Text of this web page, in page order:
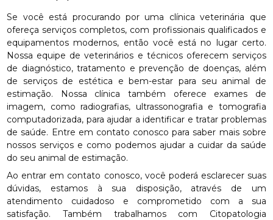
Se você está procurando por uma clínica veterinária que
ofereça serviços completos, com profissionais qualificados e
equipamentos modernos, então você está no lugar certo.
Nossa equipe de veterinários e técnicos oferecem serviços
de diagnóstico, tratamento e prevenção de doenças, além
de serviços de estética e bem-estar para seu animal de
estimação. Nossa clínica também oferece exames de
imagem, como radiografias, ultrassonografia e tomografia
computadorizada, para ajudar a identificar e tratar problemas
de saúde. Entre em contato conosco para saber mais sobre
nossos serviços e como podemos ajudar a cuidar da saúde
do seu animal de estimação.
Ao entrar em contato conosco, você poderá esclarecer suas
dúvidas, estamos à sua disposição, através de um
atendimento cuidadoso e comprometido com a sua
satisfação. Também trabalhamos com Citopatologia